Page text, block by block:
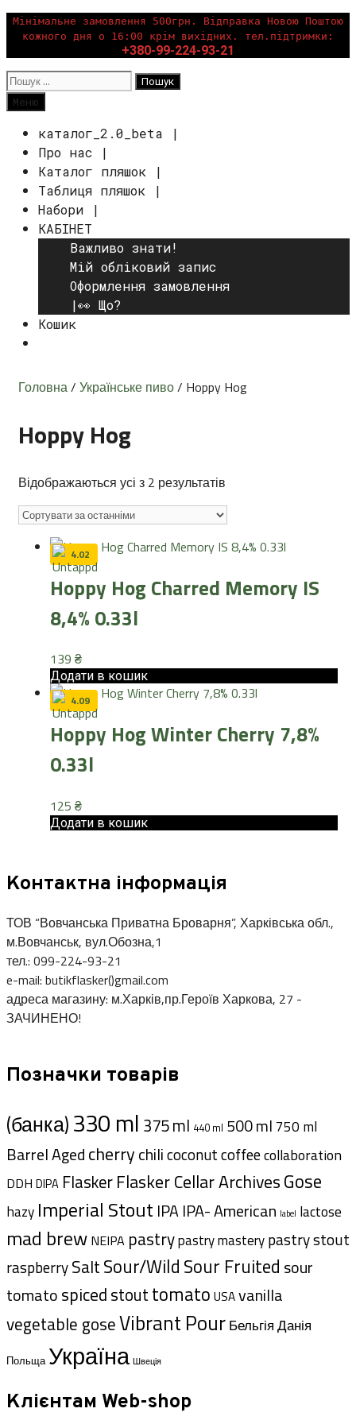
Перейти
вмісту
Мінімальне замовлення 500грн. Відправка Новою Поштою
кожного дня о 16:00 крім вихідних. тел.підтримки:
+380-99-224-93-21
Пошук:
Пошук
Меню
каталог_2.0_beta |
Про нас |
Каталог пляшок |
Таблиця пляшок |
Набори |
КАБІНЕТ
Важливо знати!
Мій обліковий запис
Оформлення замовлення
|👀 Що?
Кошик
Головна/ Українське пиво/ Hoppy Hog
Hoppy Hog
Відображаються усі з 2 результатів
latest
4.02
Hoppy Hog Charred Memory IS
8,4% 0.33l
139 ₴
Додати в кошик
4.09
Hoppy Hog Winter Cherry 7,8%
0.33l
125 ₴
Додати в кошик
Контактна інформація
ТОВ “Вовчанська Приватна Броварня”, Харківська обл.,
м.Вовчанськ, вул.Обозна,1
тел.: 099-224-93-21
e-mail: butikflasker()gmail.com
адреса магазину: м.Харків,пр.Героїв Харкова, 27 -
ЗАЧИНЕНО!
Позначки товарів
(банка)330 ml 375 ml 440 ml 500 ml 750 ml
Barrel Agedcherrychilicoconutcoffeecollaboration
DDH DIPA FlaskerFlasker Cellar ArchivesGose
hazy Imperial Stout IPA IPA- American label lactose
mad brew NEIPA pastrypastry masterypastry stout
raspberrySaltSour/Wild Sour Fruited sour
tomatospicedstouttomato USAvanilla
vegetable goseVibrant PourБельгіяДанія
Польща Україна Швеція
Клієнтам Web-shop